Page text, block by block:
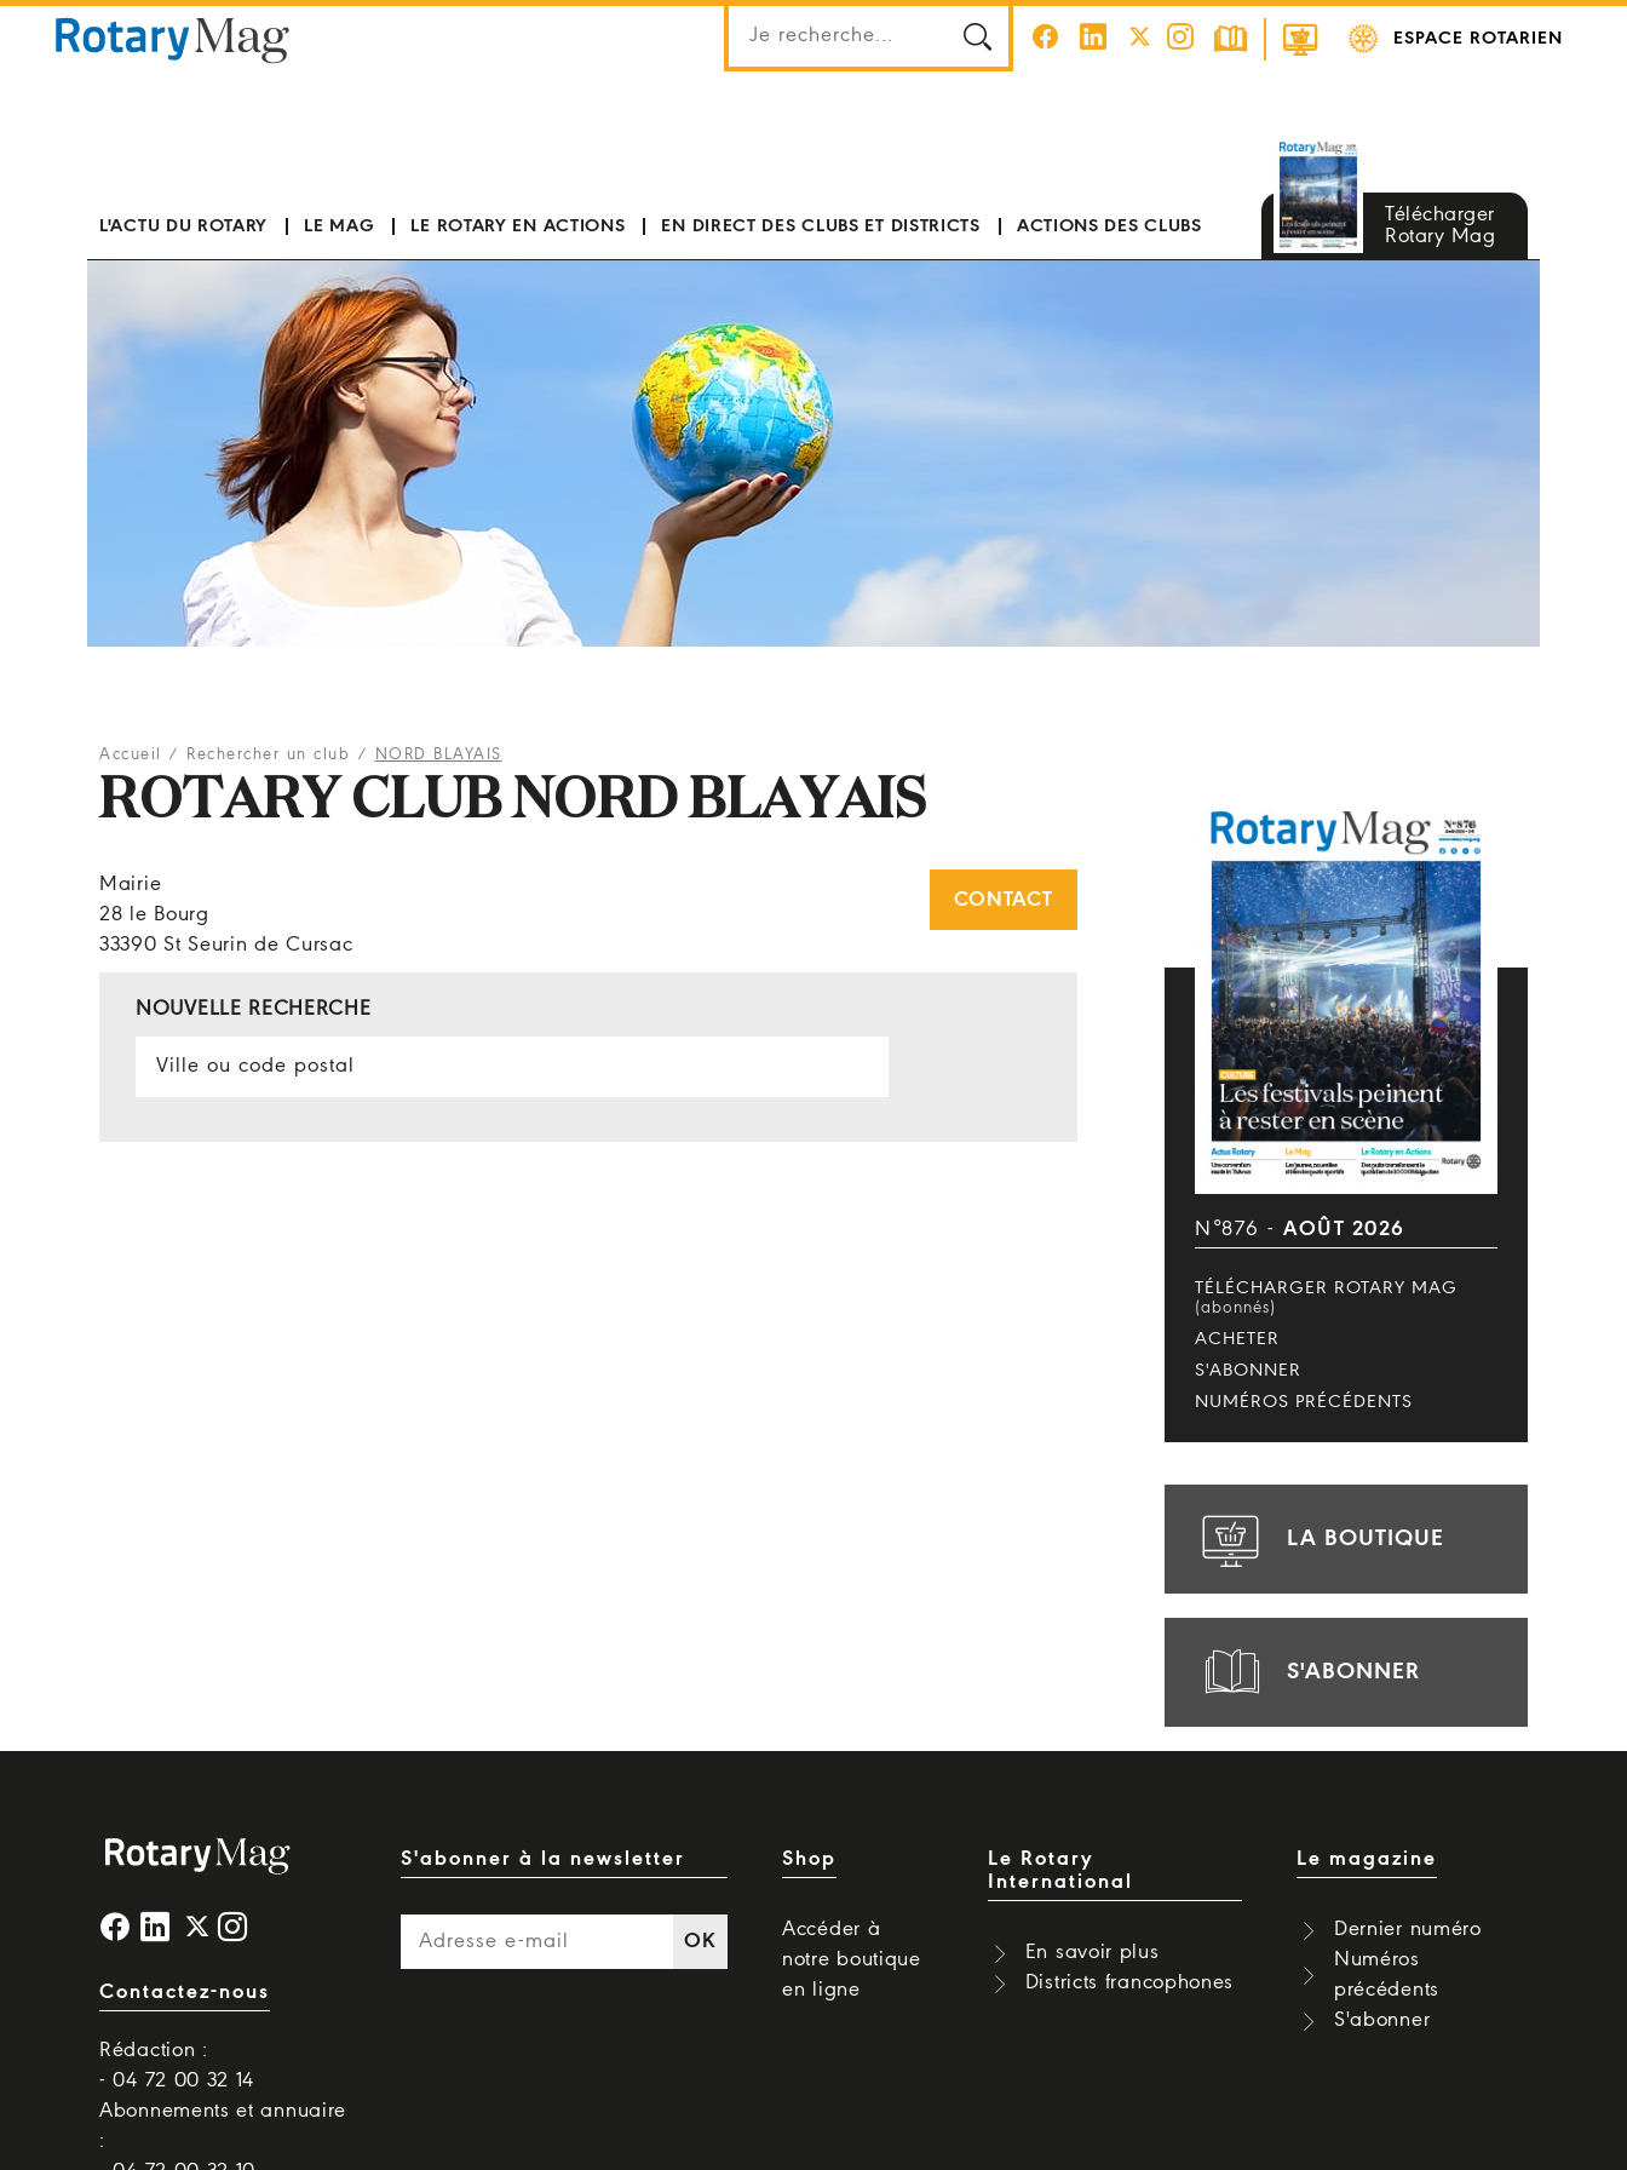
ESPACE ROTARIEN
L'ACTU DU ROTARY LE MAG LE ROTARY EN ACTIONS EN DIRECT DES CLUBS ET DISTRICTS ACTIONS DES CLUBS
Télécharger
Rotary Mag
Accueil / Rechercher un club / NORD BLAYAIS
ROTARY CLUB NORD BLAYAIS
Mairie
28 le Bourg
33390 St Seurin de Cursac
CONTACT
NOUVELLE RECHERCHE
N°876 - AOÛT 2026
TÉLÉCHARGER ROTARY MAG
(abonnés)
ACHETER
S'ABONNER
NUMÉROS PRÉCÉDENTS
LA BOUTIQUE
S'ABONNER
Contactez-nous
Rédaction :
- 04 72 00 32 14
Abonnements et annuaire
:
S'abonner à la newsletter
OK
Shop
Accéder à
notre boutique
en ligne
Le Rotary
International
En savoir plus
Districts francophones
Le magazine
Dernier numéro
Numéros
précédents
S'abonner
Panneau de gestion des cookies